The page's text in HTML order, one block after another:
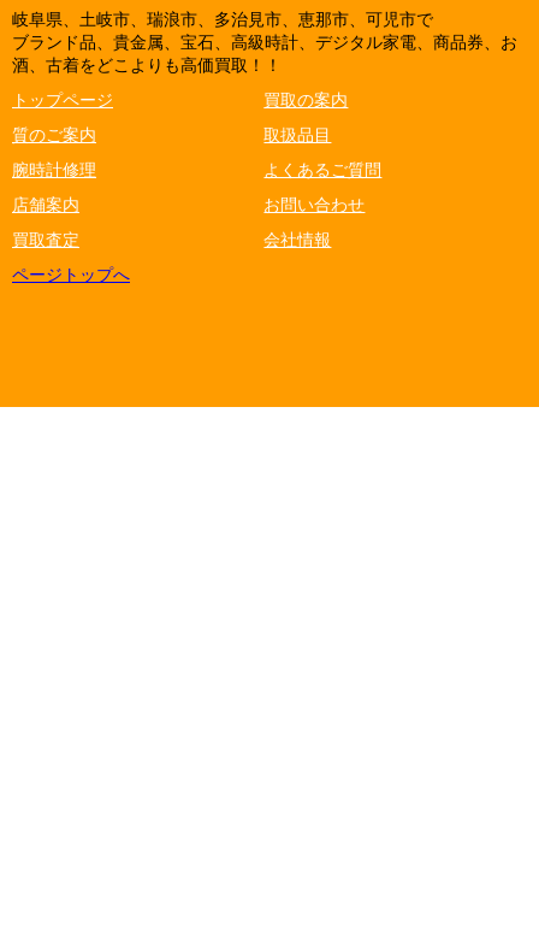
岐阜県、土岐市、瑞浪市、多治見市、恵那市、可児市で
ブランド品、貴金属、宝石、高級時計、デジタル家電、商品券、お
酒、古着をどこよりも高価買取！！
トップページ
買取の案内
質のご案内
取扱品目
腕時計修理
よくあるご質問
店舗案内
お問い合わせ
買取査定
会社情報
ページトップへ